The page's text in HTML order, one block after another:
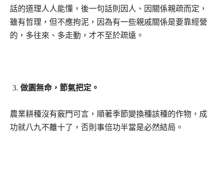
話的道理人人能懂，後一句話則因人、因關係親疏而定，
雖有哲理，但不應拘泥，因為有一些親戚關係是要靠經營
的，多往來、多走動，才不至於疏遠。
做園無命，節氣把定。
農業耕種沒有竅門可言，順著季節變換種該種的作物，成
功就八九不離十了，否則事倍功半當是必然結局。